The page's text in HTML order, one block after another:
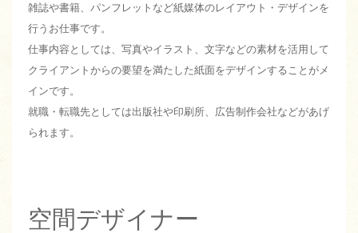
雑誌や書籍、パンフレットなど紙媒体のレイアウト・デザインを
行うお仕事です。
仕事内容としては、写真やイラスト、文字などの素材を活用して
クライアントからの要望を満たした紙面をデザインすることがメ
インです。
就職・転職先としては出版社や印刷所、広告制作会社などがあげ
られます。
空間デザイナー